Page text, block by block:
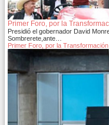
Primer Foro, por la
Presidió el gobernador David
Sombrerete,ante…
Primer Foro, por la